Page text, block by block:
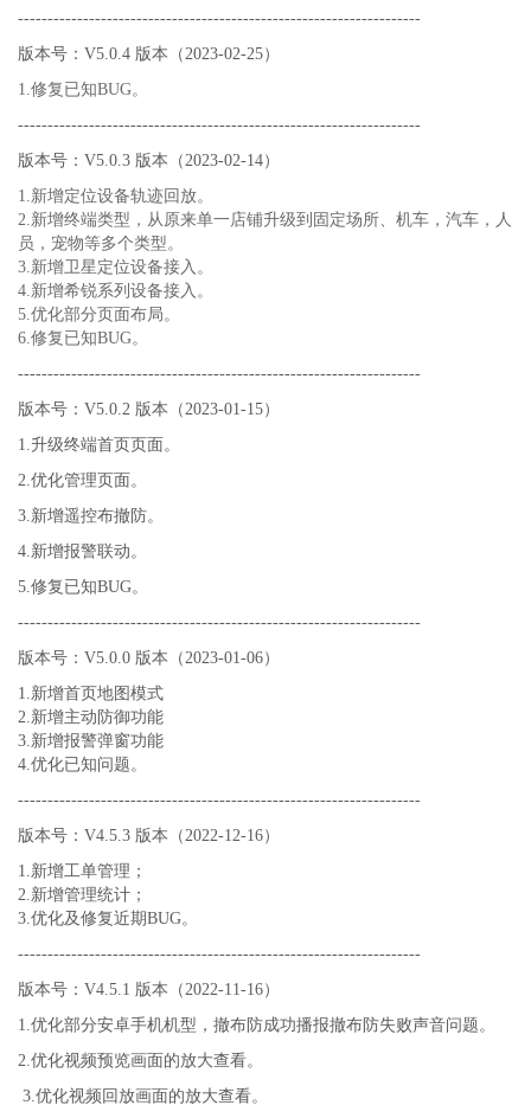
--------------------------------------------------------------------
版本号：V5.0.4 版本（2023-02-25）
1.修复已知BUG。
--------------------------------------------------------------------
版本号：V5.0.3 版本（2023-02-14）
1.新增定位设备轨迹回放。
2.新增终端类型，从原来单一店铺升级到固定场所、机车，汽车，人
员，宠物等多个类型。
3.新增卫星定位设备接入。
4.新增希锐系列设备接入。
5.优化部分页面布局。
6.修复已知BUG。
--------------------------------------------------------------------
版本号：V5.0.2 版本（2023-01-15）
1.升级终端首页页面。
2.优化管理页面。
3.新增遥控布撤防。
4.新增报警联动。
5.修复已知BUG。
--------------------------------------------------------------------
版本号：V5.0.0 版本（2023-01-06）
1.新增首页地图模式
2.新增主动防御功能
3.新增报警弹窗功能
4.优化已知问题。
--------------------------------------------------------------------
版本号：V4.5.3 版本（2022-12-16）
1.新增工单管理；
2.新增管理统计；
3.优化及修复近期BUG。
--------------------------------------------------------------------
版本号：V4.5.1 版本（2022-11-16）
1.优化部分安卓手机机型，撤布防成功播报撤布防失败声音问题。
2.优化视频预览画面的放大查看。
3.优化视频回放画面的放大查看。